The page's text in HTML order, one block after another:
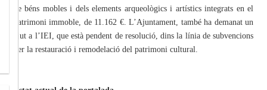
de béns mobles i dels elements arqueològics i artístics integrats en el
patrimoni immoble, de 11.162 €. L’Ajuntament, també ha demanat un
ajut a l’IEI, que està pendent de resolució, dins la línia de subvencions
per la restauració i remodelació del patrimoni cultural.